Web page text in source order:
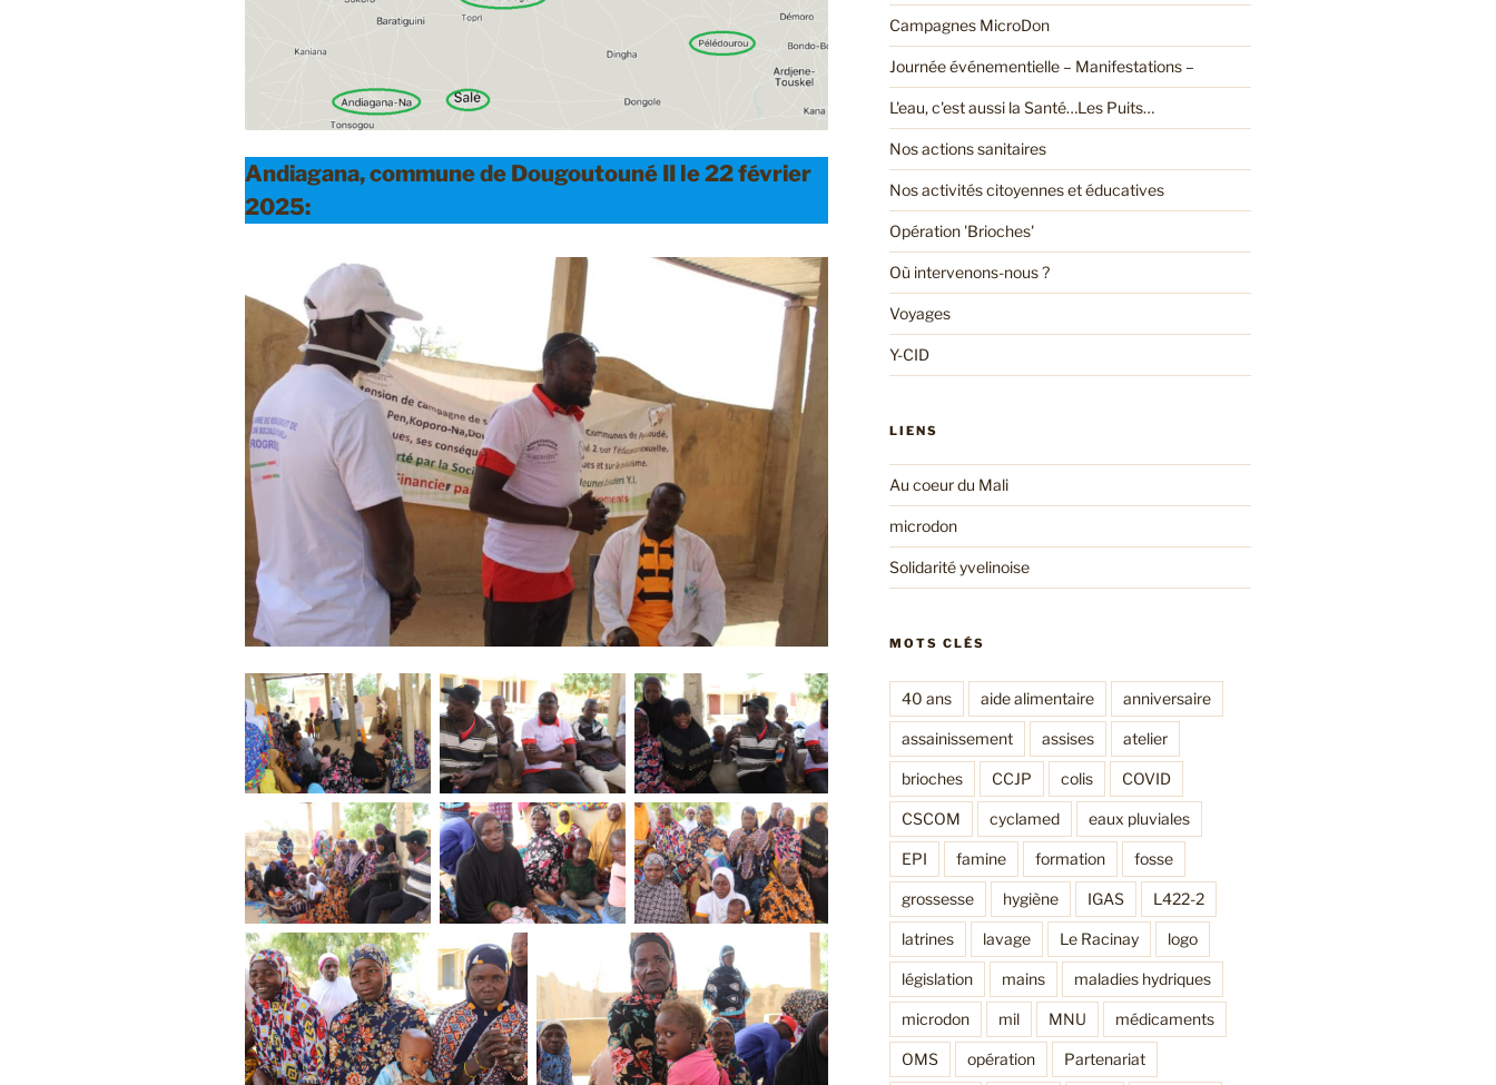
Andiagana, commune de Dougoutouné II le 22 février
2025:
Campagnes MicroDon
Journée événementielle – Manifestations –
L'eau, c'est aussi la Santé…Les Puits…
Nos actions sanitaires
Nos activités citoyennes et éducatives
Opération 'Brioches'
Où intervenons-nous ?
Voyages
Y-CID
LIENS
Au coeur du Mali
microdon
Solidarité yvelinoise
MOTS CLÉS
40 ans aide alimentaire anniversaire
assainissement assises atelier
brioches CCJP colis COVID
CSCOM cyclamed eaux pluviales
EPI famine formation fosse
grossesse hygiène IGAS L422-2
latrines lavage Le Racinay logo
législation mains maladies hydriques
microdon mil MNU médicaments
OMS opération Partenariat